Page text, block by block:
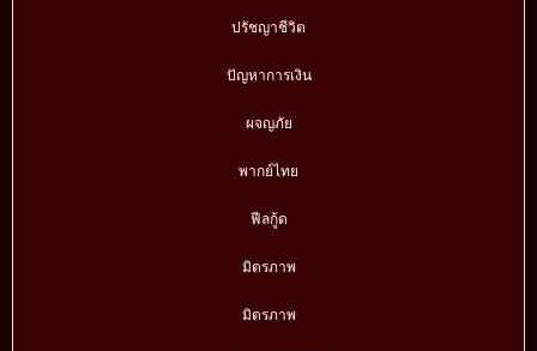
ปรัชญาชีวิต
ปัญหาการเงิน
ผจญภัย
พากย์ไทย
ฟีลกู้ด
มิตรภาพ
มิตรภาพ